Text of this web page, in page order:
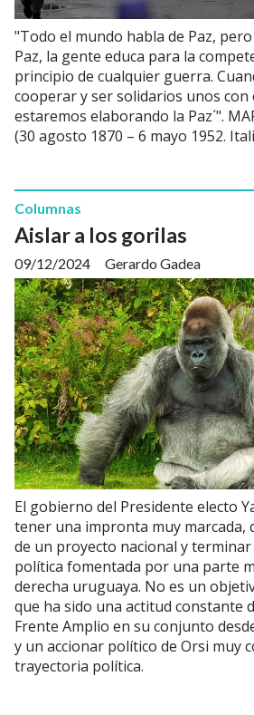
"Todo el mundo habla de Paz,
Paz, la gente educa para la
principio de cualquier guerra.
cooperar y ser solidarios unos con
estaremos elaborando la Paz´".
(30 agosto 1870 – 6 mayo 1952.
Aislar a los gorilas
Gerardo Gadea
Columnas
09/12/2024
El gobierno del Presidente electo
tener una impronta muy marcada,
de un proyecto nacional y
política fomentada por una parte
derecha uruguaya. No es un
que ha sido una actitud constante
Frente Amplio en su conjunto
y un accionar político de Orsi muy
trayectoria política.